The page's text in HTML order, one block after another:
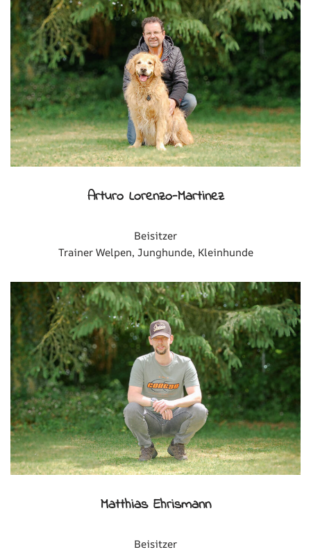
Arturo Lorenzo-Martinez
Beisitzer
Trainer Welpen, Junghunde, Kleinhunde
Matthias Ehrismann
Beisitzer